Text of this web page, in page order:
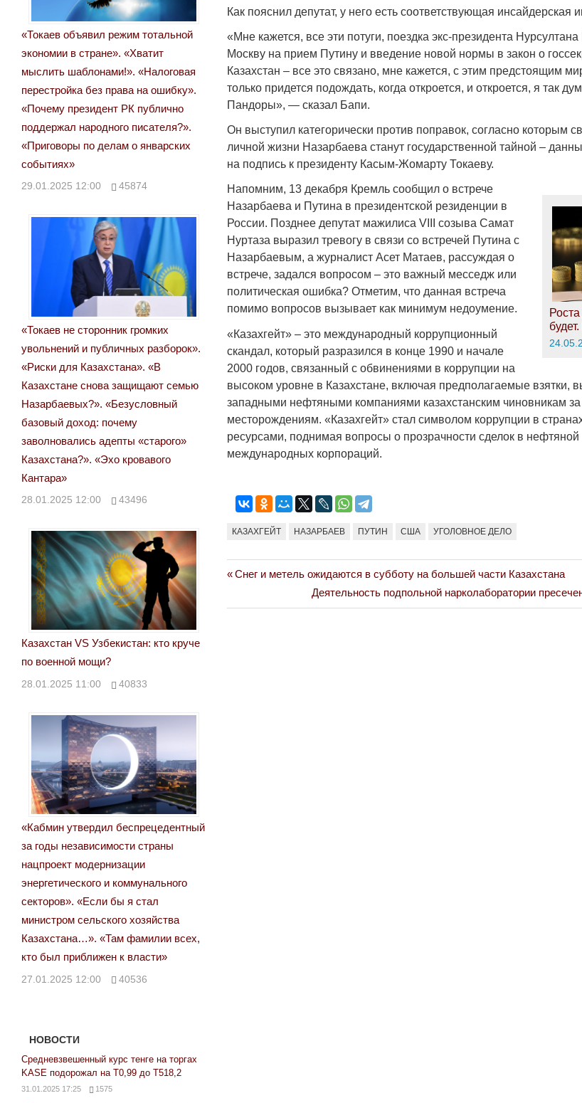
Как пояснил депутат, у него есть соответствующая инсайдерская
«Мне кажется, все эти потуги, поездка экс-президента
Москву на прием Путину и введение новой нормы в закон о
Казахстан – все это связано, мне кажется, с этим предстоящим
только придется подождать, когда откроется, и откроется, я так
Пандоры», — сказал Бапи.
Он выступил категорически против поправок, согласно которым
личной жизни Назарбаева станут государственной тайной –
на подпись к президенту Касым-Жомарту Токаеву.
Напомним, 13 декабря Кремль сообщил о встрече
Назарбаева и Путина в президентской резиденции в
России. Позднее депутат мажилиса VIII созыва Самат
Нуртаза выразил тревогу в связи со встречей Путина с
Назарбаевым, а журналист Асет Матаев, рассуждая о
встрече, задался вопросом – это важный месседж или
политическая ошибка? Отметим, что данная встреча
помимо вопросов вызывает как минимум недоумение.
«Казахгейт» – это международный коррупционный
скандал, который разразился в конце 1990 и начале
2000 годов, связанный с обвинениями в коррупции на
высоком уровне в Казахстане, включая предполагаемые взятки,
западными нефтяными компаниями казахстанским чиновникам
месторождениям. «Казахгейт» стал символом коррупции в
ресурсами, поднимая вопросы о прозрачности сделок в
международных корпораций.
КАЗАХГЕЙТ НАЗАРБАЕВ ПУТИН США УГОЛОВНОЕ ДЕЛО
Навигация
по
Previous
Снег и метель ожидаются в субботу на большей части Казахстана
Next
Post:
Деятельность подпольной нарколаборатории
«Токаев объявил режим тотальной
экономии в стране». «Хватит
мыслить шаблонами!». «Налоговая
перестройка без права на ошибку».
«Почему президент РК публично
поддержал народного писателя?».
«Приговоры по делам о январских
событиях»
29.01.2025 12:00 45874
«Токаев не сторонник громких
увольнений и публичных разборок».
«Риски для Казахстана». «В
Казахстане снова защищают семью
Назарбаевых?». «Безусловный
базовый доход: почему
заволновались адепты «старого»
Казахстана?». «Эхо кровавого
Кантара»
28.01.2025 12:00 43496
Казахстан VS Узбекистан: кто круче
по военной мощи?
28.01.2025 11:00 40833
«Кабмин утвердил беспрецедентный
за годы независимости страны
нацпроект модернизации
энергетического и коммунального
секторов». «Если бы я стал
министром сельского хозяйства
Казахстана…». «Там фамилии всех,
кто был приближен к власти»
27.01.2025 12:00 40536
НОВОСТИ
Средневзвешенный курс тенге на торгах
KASE подорожал на Т0,99 до Т518,2
31.01.2025 17:25 1575